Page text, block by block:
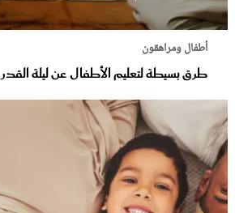
أطفال ومراهقون
طرق بسيطة لتعليم الأطفال عن ليلة القدر